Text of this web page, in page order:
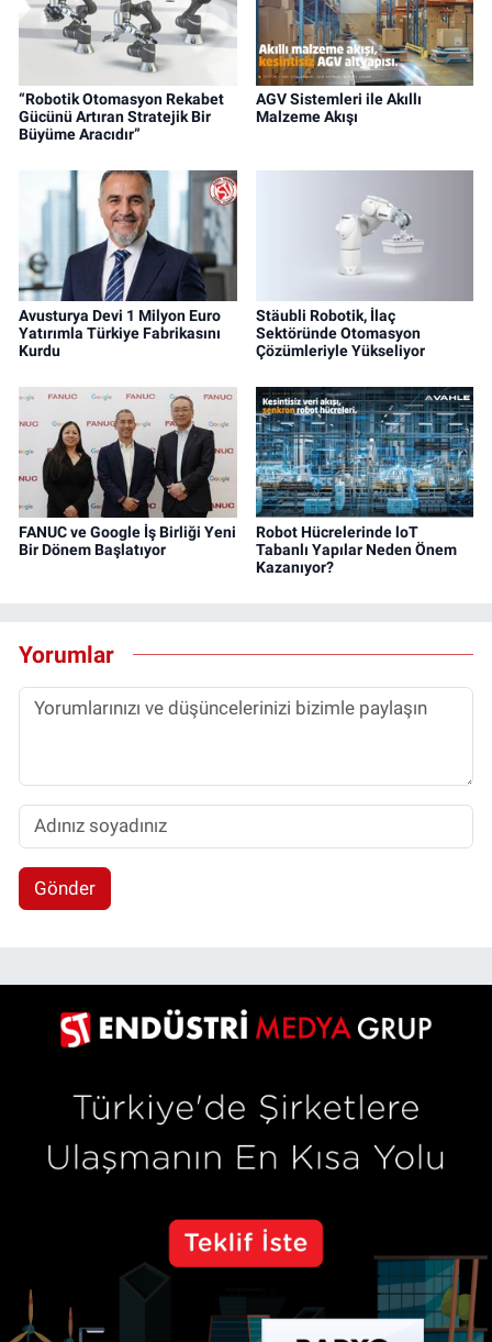
“Robotik Otomasyon Rekabet
Gücünü Artıran Stratejik Bir
Büyüme Aracıdır”
AGV Sistemleri ile Akıllı
Malzeme Akışı
Avusturya Devi 1 Milyon Euro
Yatırımla Türkiye Fabrikasını
Kurdu
Stäubli Robotik, İlaç
Sektöründe Otomasyon
Çözümleriyle Yükseliyor
FANUC ve Google İş Birliği Yeni
Bir Dönem Başlatıyor
Robot Hücrelerinde loT
Tabanlı Yapılar Neden Önem
Kazanıyor?
Yorumlar
Gönder